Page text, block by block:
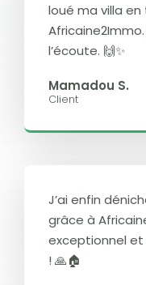
loué ma villa
l’écoute. 🙌✨
Mamadou S.
Client
J’ai enfin
grâce à
exceptionnel
! 🙏🏠